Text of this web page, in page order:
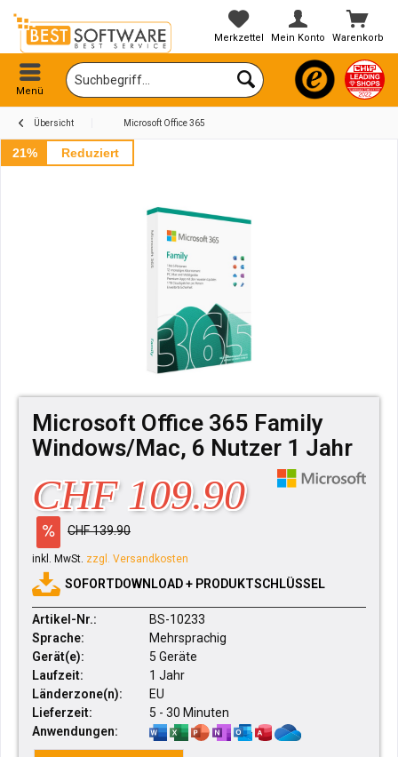
Warenkorb
Merkzettel Mein Konto
Menü
Übersicht Microsoft Office 365
21% Reduziert
Microsoft Office 365 Family
Windows/Mac, 6 Nutzer 1 Jahr
CHF 109.90
CHF 139.90
inkl. MwSt. zzgl. Versandkosten
SOFORTDOWNLOAD + PRODUKTSCHLÜSSEL
Artikel-Nr.:
BS-10233
Sprache:
Mehrsprachig
Gerät(e):
5 Geräte
Laufzeit:
1 Jahr
Länderzone(n):
EU
Lieferzeit:
5 - 30 Minuten
Anwendungen: